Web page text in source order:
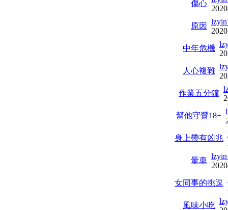
傷心
原因
中年危機
人心複雜
作業五分鐘
幫他守營18+
身上帶有凶兆
暈車
女同事的挑逗
風味小吃